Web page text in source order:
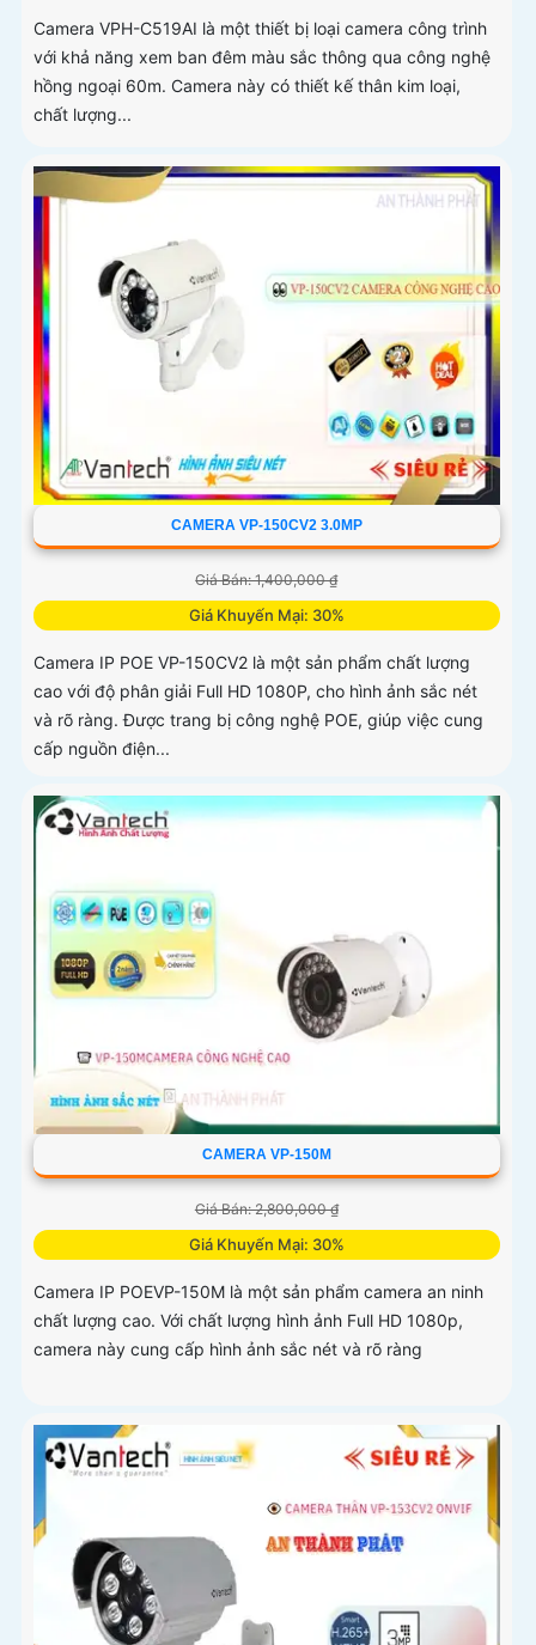
Camera VPH-C519AI là một thiết bị loại camera công trình
với khả năng xem ban đêm màu sắc thông qua công nghệ
hồng ngoại 60m. Camera này có thiết kế thân kim loại,
chất lượng...
CAMERA VP-150CV2 3.0MP
Giá Bán: 1,400,000 ₫
Giá Khuyến Mại: 30%
Camera IP POE VP-150CV2 là một sản phẩm chất lượng
cao với độ phân giải Full HD 1080P, cho hình ảnh sắc nét
và rõ ràng. Được trang bị công nghệ POE, giúp việc cung
cấp nguồn điện...
CAMERA VP-150M
Giá Bán: 2,800,000 ₫
Giá Khuyến Mại: 30%
Camera IP POEVP-150M là một sản phẩm camera an ninh
chất lượng cao. Với chất lượng hình ảnh Full HD 1080p,
camera này cung cấp hình ảnh sắc nét và rõ ràng